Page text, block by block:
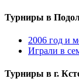
Турниры в
2006 год и
Играли в
Турниры в г.